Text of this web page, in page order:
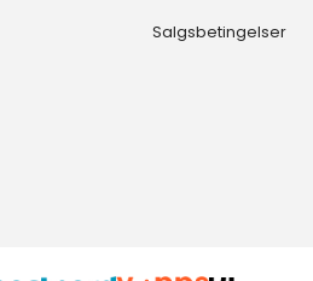
Salgsbetingelser